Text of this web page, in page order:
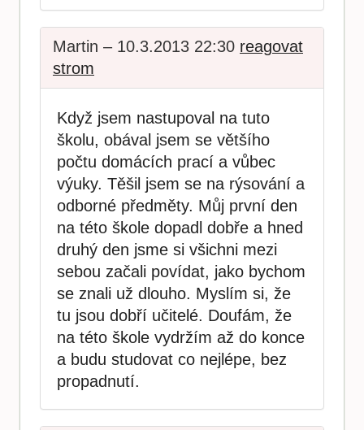
Martin – 10.3.2013 22:30 reagovat
strom
Když jsem nastupoval na tuto
školu, obával jsem se většího
počtu domácích prací a vůbec
výuky. Těšil jsem se na rýsování a
odborné předměty. Můj první den
na této škole dopadl dobře a hned
druhý den jsme si všichni mezi
sebou začali povídat, jako bychom
se znali už dlouho. Myslím si, že
tu jsou dobří učitelé. Doufám, že
na této škole vydržím až do konce
a budu studovat co nejlépe, bez
propadnutí.